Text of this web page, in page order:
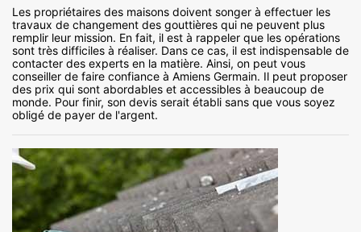
Les propriétaires des maisons doivent songer à effectuer les
travaux de changement des gouttières qui ne peuvent plus
remplir leur mission. En fait, il est à rappeler que les opérations
sont très difficiles à réaliser. Dans ce cas, il est indispensable de
contacter des experts en la matière. Ainsi, on peut vous
conseiller de faire confiance à Amiens Germain. Il peut proposer
des prix qui sont abordables et accessibles à beaucoup de
monde. Pour finir, son devis serait établi sans que vous soyez
obligé de payer de l'argent.